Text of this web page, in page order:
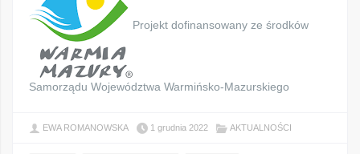
Projekt dofinansowany ze środków
Samorządu Województwa Warmińsko-Mazurskiego
EWA ROMANOWSKA 1 grudnia 2022 AKTUALNOŚCI